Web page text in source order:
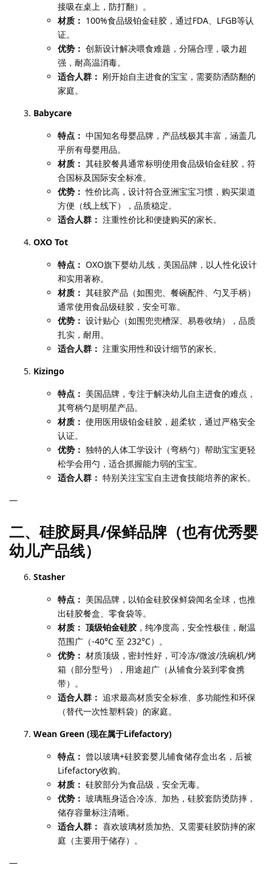
接吸在桌上，防打翻）。
材质： 100%食品级铂金硅胶，通过FDA、LFGB等认
证。
优势： 创新设计解决喂食难题，分隔合理，吸力超
强，耐高温消毒。
适合人群： 刚开始自主进食的宝宝，需要防洒防翻的
家庭。
Babycare
特点： 中国知名母婴品牌，产品线极其丰富，涵盖几
乎所有母婴用品。
材质： 其硅胶餐具通常标明使用食品级铂金硅胶，符
合国标及国际安全标准。
优势： 性价比高，设计符合亚洲宝宝习惯，购买渠道
方便（线上线下），品质稳定。
适合人群： 注重性价比和便捷购买的家长。
OXO Tot
特点： OXO旗下婴幼儿线，美国品牌，以人性化设计
和实用著称。
材质： 其硅胶产品（如围兜、餐碗配件、勺叉手柄）
通常使用食品级硅胶，安全可靠。
优势： 设计贴心（如围兜兜槽深、易卷收纳），品质
扎实，耐用。
适合人群： 注重实用性和设计细节的家长。
Kizingo
特点： 美国品牌，专注于解决幼儿自主进食的难点，
其弯柄勺是明星产品。
材质： 使用医用级铂金硅胶，超柔软，通过严格安全
认证。
优势： 独特的人体工学设计（弯柄勺）帮助宝宝更轻
松学会用勺，适合抓握能力弱的宝宝。
适合人群： 特别关注宝宝自主进食技能培养的家长。
—
二、硅胶厨具/保鲜品牌（也有优秀婴
幼儿产品线）
Stasher
特点： 美国品牌，以铂金硅胶保鲜袋闻名全球，也推
出硅胶餐盒、零食袋等。
材质： 顶级铂金硅胶，纯净度高，安全性极佳，耐温
范围广（-40°C 至 232°C）。
优势： 材质顶级，密封性好，可冷冻/微波/洗碗机/烤
箱（部分型号），用途超广（从辅食分装到零食携
带）。
适合人群： 追求最高材质安全标准、多功能性和环保
（替代一次性塑料袋）的家庭。
Wean Green (现在属于Lifefactory)
特点： 曾以玻璃+硅胶套婴儿辅食储存盒出名，后被
Lifefactory收购。
材质： 硅胶部分为食品级，安全无毒。
优势： 玻璃瓶身适合冷冻、加热，硅胶套防烫防摔，
储存容量标注清晰。
适合人群： 喜欢玻璃材质加热、又需要硅胶防摔的家
庭（主要用于储存）。
—